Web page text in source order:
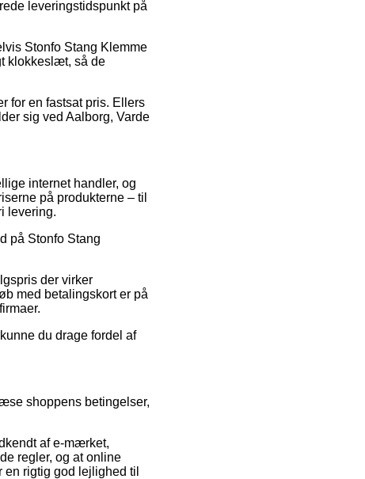
leveringstidspunkt på
Stonfo Stang Klemme
klokkeslæt, så de
for en fastsat pris. Ellers
sig ved Aalborg, Varde
internet handler, og
på produkterne – til
levering.
på Stonfo Stang
der virker
med betalingskort er på
du drage fordel af
shoppens betingelser,
af e-mærket,
regler, og at online
rigtig god lejlighed til